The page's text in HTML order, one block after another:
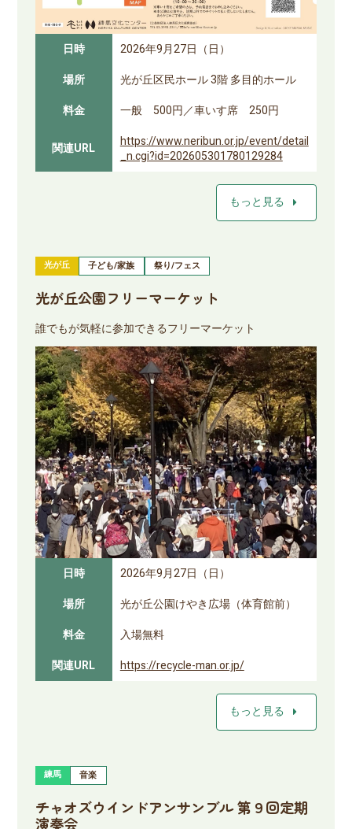
日時
2026年9月27日（日）
場所
光が丘区民ホール 3階 多目的ホール
料金
一般 500円／車いす席 250円
関連URL
https://www.neribun.or.jp/event/detail
_n.cgi?id=202605301780129284
もっと見る arrow_right
光が丘 子ども/家族 祭り/フェス
光が丘公園フリーマーケット
誰でもが気軽に参加できるフリーマーケット
日時
2026年9月27日（日）
場所
光が丘公園けやき広場（体育館前）
料金
入場無料
関連URL
https://recycle-man.or.jp/
もっと見る arrow_right
練馬 音楽
チャオズウインドアンサンブル 第９回定期
演奏会